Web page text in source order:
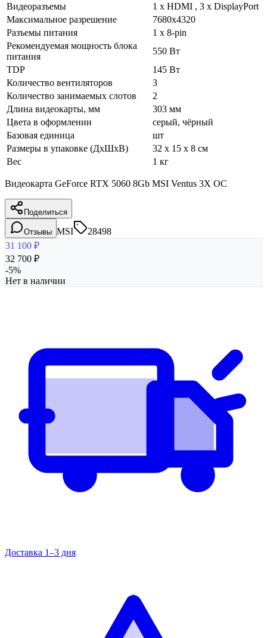
Видеоразъемы
1 х HDMI , 3 х DisplayPort
Максимальное разрешение
7680х4320
Разъемы питания
1 x 8-pin
Рекомендуемая мощность блока
питания
550 Вт
TDP
145 Вт
Количество вентиляторов
3
Количество занимаемых слотов
2
Длина видеокарты, мм
303 мм
Цвета в оформлении
серый, чёрный
Базовая единица
шт
Размеры в упаковке (ДхШхВ)
32 x 15 x 8 см
Вес
1 кг
Видеокарта GeForce RTX 5060 8Gb MSI Ventus 3X OC
Поделиться
Отзывы MSI
28498
31 100 ₽
32 700 ₽
-5%
Нет в наличии
Доставка 1–3 дня